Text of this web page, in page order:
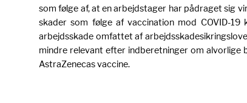
som følge af, at en arbejdstager har pådraget sig
skader som følge af vaccination mod COVID-
arbejdsskade omfattet af
mindre relevant efter indberetninger om alvorlige
AstraZenecas vaccine.